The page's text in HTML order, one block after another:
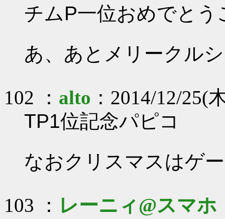
チムP一位おめでとう
あ、あとメリークル
102 ： alto ：2014/12/25(
TP1位記念パピコ
なおクリスマスはゲ
103 ： レーニィ@スマホ